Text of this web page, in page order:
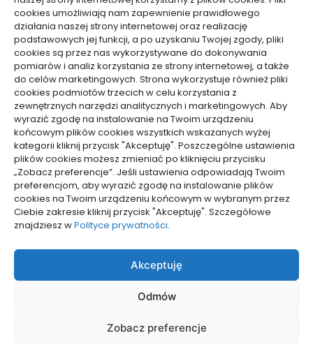
cookies umożliwiają nam zapewnienie prawidłowego
działania naszej strony internetowej oraz realizację
podstawowych jej funkcji, a po uzyskaniu Twojej zgody, pliki
cookies są przez nas wykorzystywane do dokonywania
pomiarów i analiz korzystania ze strony internetowej, a także
do celów marketingowych. Strona wykorzystuje również pliki
cookies podmiotów trzecich w celu korzystania z
zewnętrznych narzędzi analitycznych i marketingowych. Aby
wyrazić zgodę na instalowanie na Twoim urządzeniu
końcowym plików cookies wszystkich wskazanych wyżej
kategorii kliknij przycisk "Akceptuję". Poszczególne ustawienia
plików cookies możesz zmieniać po kliknięciu przycisku
„Zobacz preferencje”. Jeśli ustawienia odpowiadają Twoim
preferencjom, aby wyrazić zgodę na instalowanie plików
cookies na Twoim urządzeniu końcowym w wybranym przez
Ciebie zakresie kliknij przycisk "Akceptuję". Szczegółowe
znajdziesz wPolityce prywatności.
Akceptuję
Odmów
Zobacz preferencje
Zdrowie, Medycyna
Dolącz do nas
Lubisz pisać teksty i chciałbyś się podzielić swoją
wiedzą z innymi? Dołącz do nas już teraz. Podziel się
swoją wiedzą z innymi.
Polityka plików cookies (EU)
Polityka prywatności